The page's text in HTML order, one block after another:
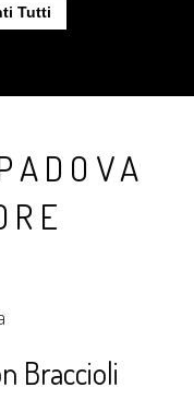
SEDIE E SGABELLI
Braccioli